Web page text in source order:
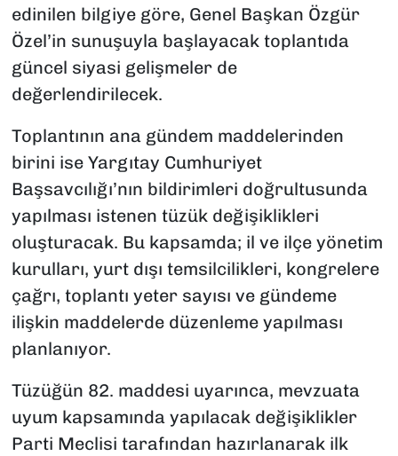
edinilen bilgiye göre, Genel Başkan Özgür
Özel’in sunuşuyla başlayacak toplantıda
güncel siyasi gelişmeler de
değerlendirilecek.
Toplantının ana gündem maddelerinden
birini ise Yargıtay Cumhuriyet
Başsavcılığı’nın bildirimleri doğrultusunda
yapılması istenen tüzük değişiklikleri
oluşturacak. Bu kapsamda; il ve ilçe yönetim
kurulları, yurt dışı temsilcilikleri, kongrelere
çağrı, toplantı yeter sayısı ve gündeme
ilişkin maddelerde düzenleme yapılması
planlanıyor.
Tüzüğün 82. maddesi uyarınca, mevzuata
uyum kapsamında yapılacak değişiklikler
Parti Meclisi tarafından hazırlanarak ilk